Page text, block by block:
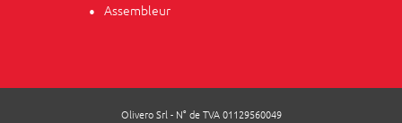
Assembleur
Olivero Srl - N° de TVA 01129560049